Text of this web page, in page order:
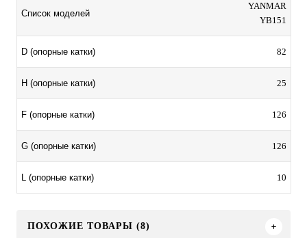
Список моделей
YANMAR
YB151
D (опорные катки) 82
H (опорные катки) 25
F (опорные катки) 126
G (опорные катки) 126
L (опорные катки) 10
ПОХОЖИЕ ТОВАРЫ (8)